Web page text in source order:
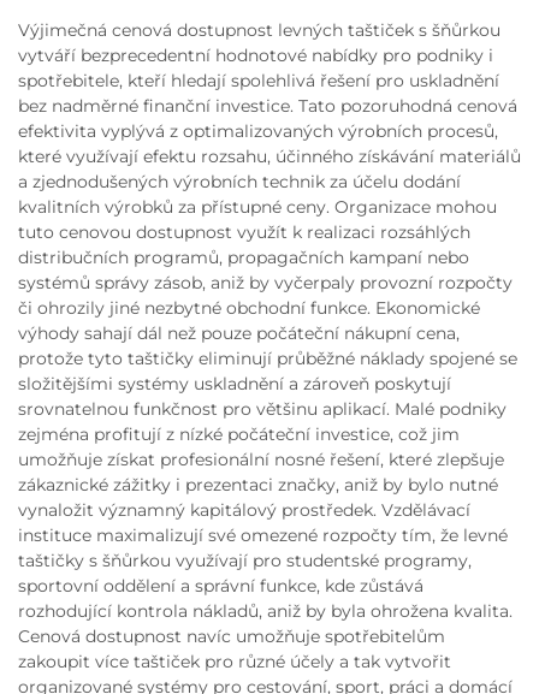
Výjimečná cenová dostupnost levných taštiček s šňůrkou
vytváří bezprecedentní hodnotové nabídky pro podniky i
spotřebitele, kteří hledají spolehlivá řešení pro uskladnění
bez nadměrné finanční investice. Tato pozoruhodná cenová
efektivita vyplývá z optimalizovaných výrobních procesů,
které využívají efektu rozsahu, účinného získávání materiálů
a zjednodušených výrobních technik za účelu dodání
kvalitních výrobků za přístupné ceny. Organizace mohou
tuto cenovou dostupnost využít k realizaci rozsáhlých
distribučních programů, propagačních kampaní nebo
systémů správy zásob, aniž by vyčerpaly provozní rozpočty
či ohrozily jiné nezbytné obchodní funkce. Ekonomické
výhody sahají dál než pouze počáteční nákupní cena,
protože tyto taštičky eliminují průběžné náklady spojené se
složitějšími systémy uskladnění a zároveň poskytují
srovnatelnou funkčnost pro většinu aplikací. Malé podniky
zejména profitují z nízké počáteční investice, což jim
umožňuje získat profesionální nosné řešení, které zlepšuje
zákaznické zážitky i prezentaci značky, aniž by bylo nutné
vynaložit významný kapitálový prostředek. Vzdělávací
instituce maximalizují své omezené rozpočty tím, že levné
taštičky s šňůrkou využívají pro studentské programy,
sportovní oddělení a správní funkce, kde zůstává
rozhodující kontrola nákladů, aniž by byla ohrožena kvalita.
Cenová dostupnost navíc umožňuje spotřebitelům
zakoupit více taštiček pro různé účely a tak vytvořit
organizované systémy pro cestování, sport, práci a domácí